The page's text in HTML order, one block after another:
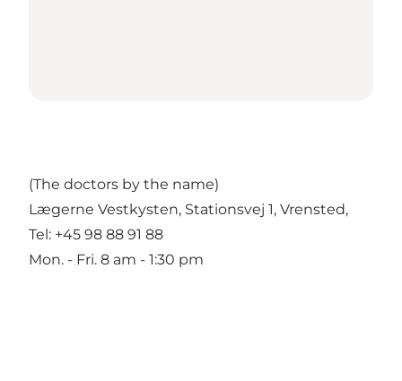
(The doctors by the name)
Lægerne Vestkysten, Stationsvej 1, Vrensted,
Tel: +45 98 88 91 88
Mon. - Fri. 8 am - 1:30 pm